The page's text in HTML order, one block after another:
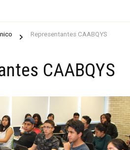
Representantes CAABQYS
CAABQYS